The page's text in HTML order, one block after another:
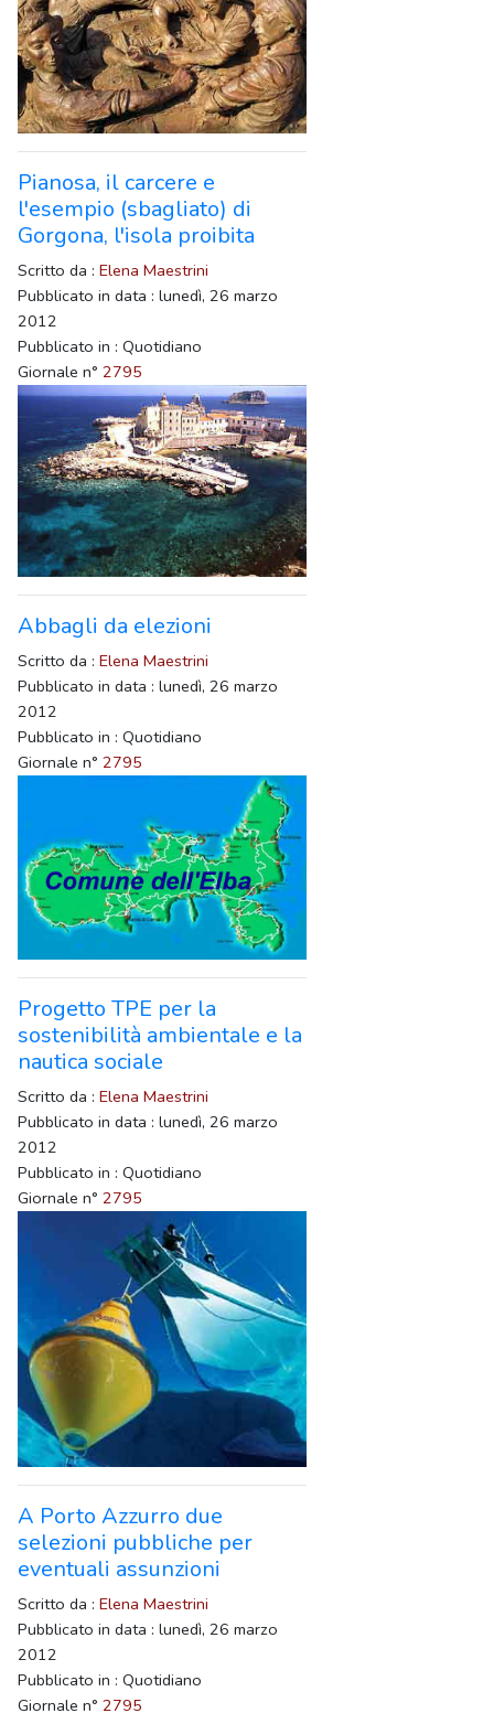
Pianosa, il carcere e
l'esempio (sbagliato) di
Gorgona, l'isola proibita
Scritto da : Elena Maestrini
Pubblicato in data : lunedì, 26 marzo
2012
Pubblicato in : Quotidiano
Giornale n° 2795
Abbagli da elezioni
Scritto da : Elena Maestrini
Pubblicato in data : lunedì, 26 marzo
2012
Pubblicato in : Quotidiano
Giornale n° 2795
Progetto TPE per la
sostenibilità ambientale e la
nautica sociale
Scritto da : Elena Maestrini
Pubblicato in data : lunedì, 26 marzo
2012
Pubblicato in : Quotidiano
Giornale n° 2795
A Porto Azzurro due
selezioni pubbliche per
eventuali assunzioni
Scritto da : Elena Maestrini
Pubblicato in data : lunedì, 26 marzo
2012
Pubblicato in : Quotidiano
Giornale n° 2795